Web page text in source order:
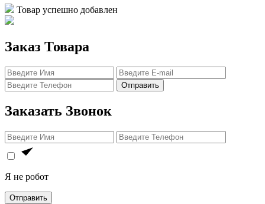
Товар успешно добавлен
Заказ Товара
Отправить
Заказать Звонок
Я не робот
Отправить